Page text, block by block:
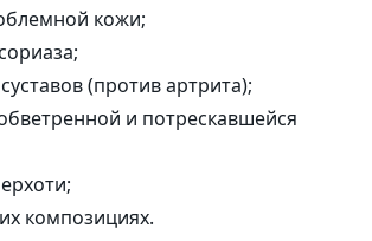
кожи;
(против артрита);
и потрескавшейся
композициях.